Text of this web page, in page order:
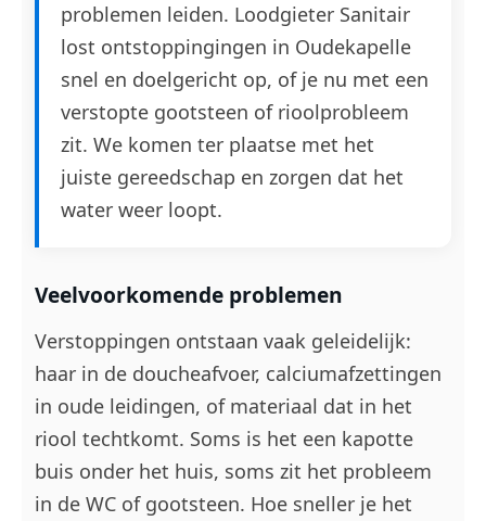
problemen leiden. Loodgieter Sanitair
lost ontstoppingingen in Oudekapelle
snel en doelgericht op, of je nu met een
verstopte gootsteen of rioolprobleem
zit. We komen ter plaatse met het
juiste gereedschap en zorgen dat het
water weer loopt.
Veelvoorkomende problemen
Verstoppingen ontstaan vaak geleidelijk:
haar in de doucheafvoer, calciumafzettingen
in oude leidingen, of materiaal dat in het
riool techtkomt. Soms is het een kapotte
buis onder het huis, soms zit het probleem
in de WC of gootsteen. Hoe sneller je het